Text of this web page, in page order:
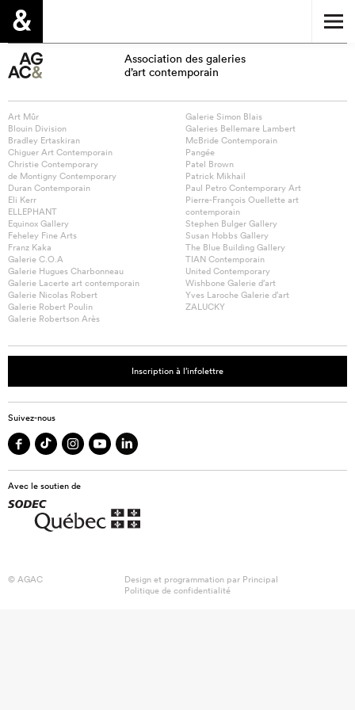
Association des galeries
d’art contemporain
Art Mûr
Blouin Division
Bradley Ertaskiran
Chiguer Art Contemporain
Christie Contemporary
de Montigny Contemporary
Duran Contemporain
Eli Kerr
ELLEPHANT
Equinox Gallery
Feheley Fine Arts
Franz Kaka
Galerie C.O.A
Galerie Hugues Charbonneau
Galerie Lacerte art contemporain
Galerie Nicolas Robert
Galerie Robert Poulin
Galerie Robertson Arès
Galerie Simon Blais
Galeries Bellemare Lambert
McBride Contemporain
Pangée
Patel Brown
Patrick Mikhail
Paul Petro Contemporary Art
Pierre-François Ouellette art
contemporain
Stephen Bulger Gallery
Susan Hobbs Gallery
The Blue Building Gallery
TIAN Contemporain
United Contemporary
Wishbone Galerie d’art
Yves Laroche Galerie d’art
ZALUCKY
Inscription à l’infolettre
Suivez-nous
Avec le soutien de
© AGAC Design et programmation par Principal
Politique de confidentialité